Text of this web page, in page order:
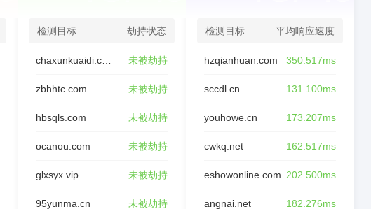
检测目标 劫持状态
未被劫持
zbhhtc.com 未被劫持
hbsqls.com 未被劫持
ocanou.com 未被劫持
glxsyx.vip 未被劫持
95yunma.cn 未被劫持
检测目标 平均响应速度
hzqianhuan.com 350.517ms
sccdl.cn 131.100ms
youhowe.cn 173.207ms
cwkq.net 162.517ms
eshowonline.com 202.500ms
angnai.net 182.276ms